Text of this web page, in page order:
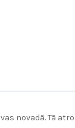
novadā. Tā